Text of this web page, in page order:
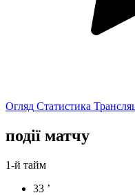
Огляд Статистика
події матчу
1-й тайм
33 ’